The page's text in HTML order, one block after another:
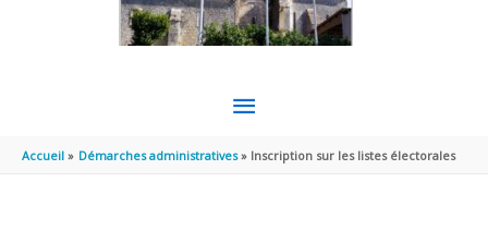
MENU
PRINCIPAL
Accueil Démarches administratives Inscription sur les listes électorales